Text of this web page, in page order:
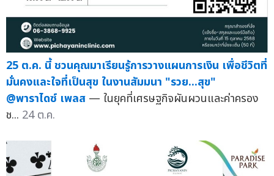
25 ต.ค. นี้ ชวนคุณมาเรียนรู้การวางแผนการเงิน เพื่อชีวิตที่
มั่นคงและใจที่เป็นสุข ในงานสัมมนา "รวย...สุข"
@พาราไดซ์ เพลส — ในยุคที่เศรษฐกิจผันผวนและค่าครอง
ช... 24 ต.ค.